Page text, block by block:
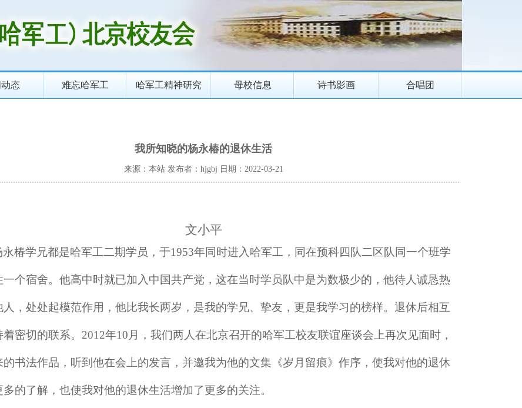
态 难忘哈军工 哈军工精神研究 母校信息 诗书影画 合唱团
我所知晓的杨永椿的退休生活
来源：本站 发布者：hjgbj 日期：2022-03-21
文小平
永椿学兄都是哈军工二期学员，于1953年同时进入哈军工，同在预科四队二区队同一个班学
一个宿舍。他高中时就已加入中国共产党，这在当时学员队中是为数极少的，他待人诚恳热
人，处处起模范作用，他比我长两岁，是我的学兄、挚友，更是我学习的榜样。退休后相互
着密切的联系。2012年10月，我们两人在北京召开的哈军工校友联谊座谈会上再次见面时，
的书法作品，听到他在会上的发言，并邀我为他的文集《岁月留痕》作序，使我对他的退休
的了解，也使我对他的退休生活增加了更多的关注。